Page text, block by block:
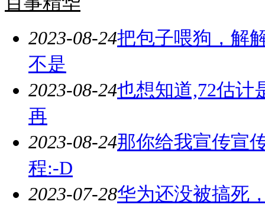
2023-08-24把包子喂狗，解
不是
2023-08-24也想知道,72估计
再
2023-08-24那你给我宣传宣
程:-D
2023-07-28华为还没被搞死